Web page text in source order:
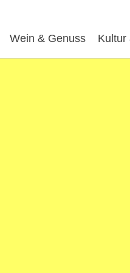
Wein & Genuss Kultur